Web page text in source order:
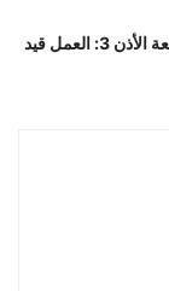
لا شيء مراجعة الأذن 3: العمل قيد